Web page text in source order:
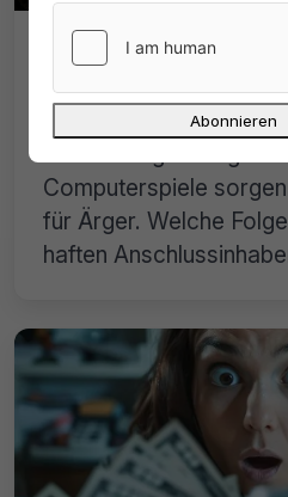
Filesharing-
fordert 850 Euro
geteilte
Computerspiele
für Ärger. Welche
haften